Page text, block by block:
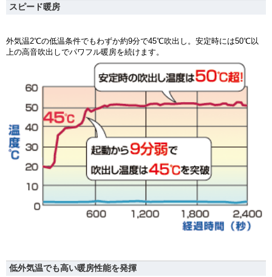
スピード暖房
外気温2℃の低温条件でもわずか約9分で45℃吹出し。安定時には50℃以
上の高音吹出しでパワフル暖房を続けます。
低外気温でも高い暖房性能を発揮